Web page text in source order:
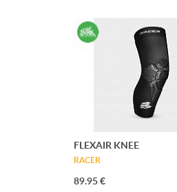
FLEXAIR KNEE
RACER
89.95 €